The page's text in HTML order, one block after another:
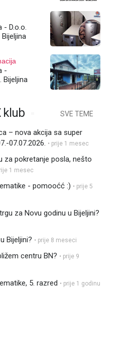
- D.o.o.
-
Bijeljina
klub SVE TEME
– nova akcija sa super
07.07.2026. • prije 1 mesec
za pokretanje posla, nešto
1 mesec
- pomooćć :) • prije 5
za Novu godinu u Bijeljini?
Bijeljini? • prije 8 meseci
centru BN? • prije 9
5. razred • prije 1 godinu